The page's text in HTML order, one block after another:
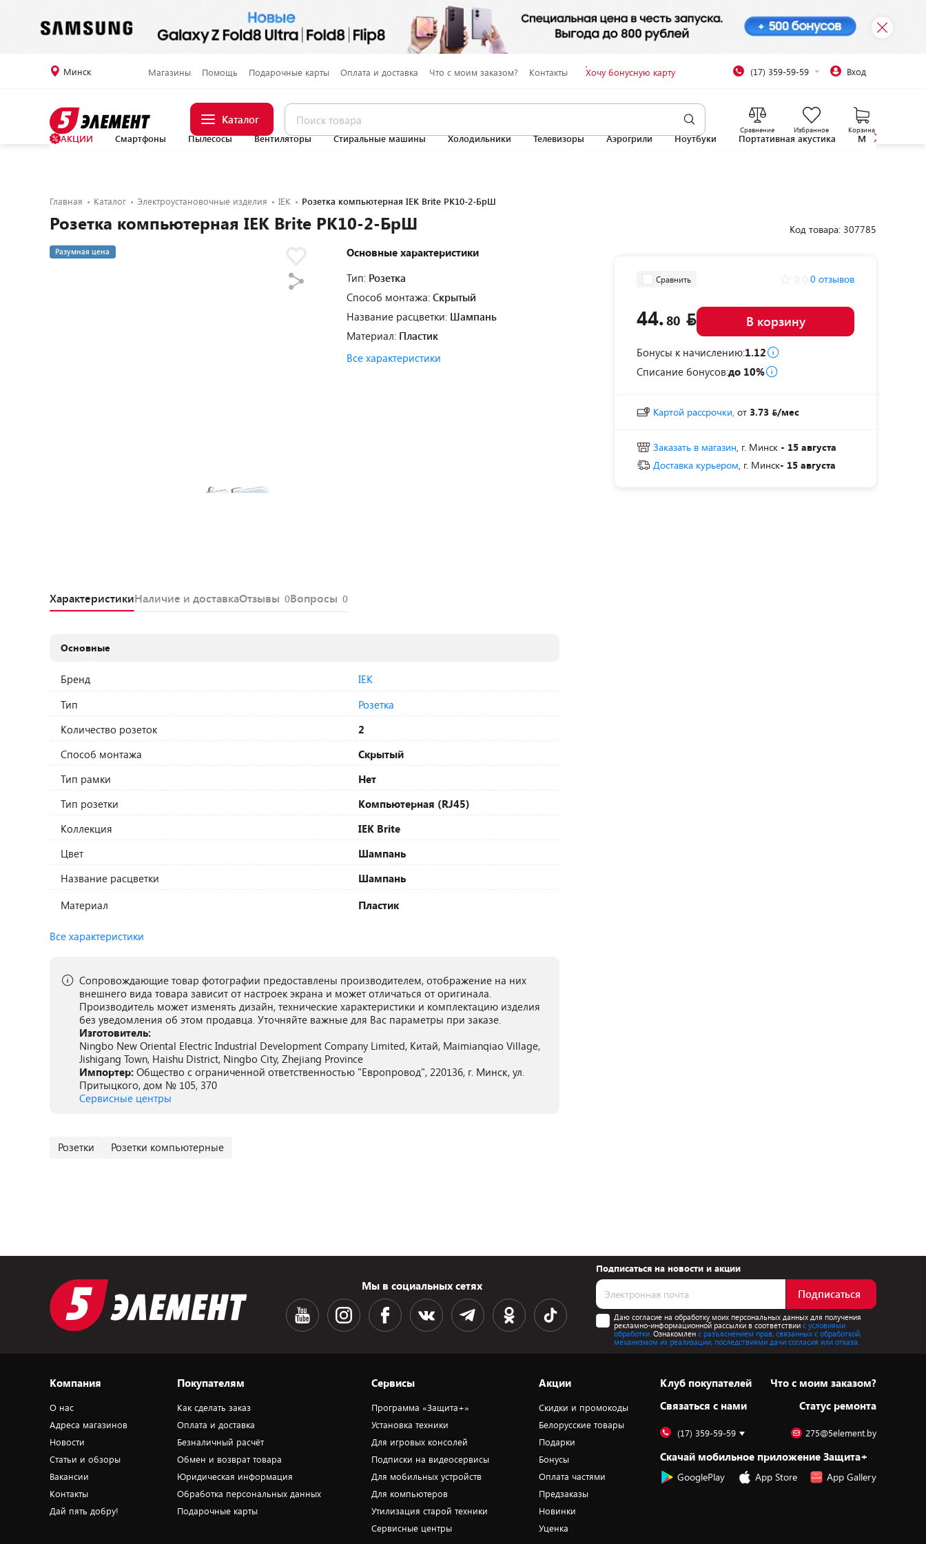
Минск Магазины Помощь Подарочные карты Оплата и доставка Что с моим заказом? Контакты Хочу бонусную карту (17) 359-59-59 Вход
Каталог
Сравнение Избранное Корзина
АКЦИИ Смартфоны Пылесосы Вентиляторы Стиральные машины Холодильники Телевизоры Аэрогрили Ноутбуки Портативная акустика
Главная Каталог Электроустановочные изделия IEK Розетка компьютерная IEK Brite РК10-2-БрШ
Розетка компьютерная IEK Brite РК10-2-БрШ
Разумная цена
Основные характеристики
Тип: Розетка
Способ монтажа: Скрытый
Название расцветки: Шампань
Материал: Пластик
Все характеристики
Код товара: 307785
Сравнить 0 отзывов
44.80 В корзину
Бонусы к начислению:1.12
Списание бонусов:до 10%
Картой рассрочки, от 3.73 /мес
Заказать в магазин, г. Минск - 15 августа
Доставка курьером, г. Минск- 15 августа
ХарактеристикиНаличие и доставкаОтзывы 0Вопросы 0
Основные
Бренд
IEK
Тип
Розетка
Количество розеток
2
Способ монтажа
Скрытый
Тип рамки
Нет
Тип розетки
Компьютерная (RJ45)
Коллекция
IEK Brite
Цвет
Шампань
Название расцветки
Шампань
Материал
Пластик
Все характеристики
Сопровождающие товар фотографии предоставлены производителем, отображение на них
внешнего вида товара зависит от настроек экрана и может отличаться от оригинала.
Производитель может изменять дизайн, технические характеристики и комплектацию изделия
без уведомления об этом продавца. Уточняйте важные для Вас параметры при заказе.
Изготовитель:
Ningbo New Oriental Electric Industrial Development Company Limited, Китай, Maimianqiao Village,
Jishigang Town, Haishu District, Ningbo City, Zhejiang Province
Импортер: Общество с ограниченной ответственностью "Европровод", 220136, г. Минск, ул.
Притыцкого, дом № 105, 370
Сервисные центры
Розетки Розетки компьютерные
Мы в социальных сетях
Подписаться на новости и акции
Подписаться
Даю согласие на обработку моих персональных данных для получения
рекламно-информационной рассылки в соответствиис условиями
обработки. Ознакомлен с разъяснением прав, связанных с обработкой,
механизмом их реализации, последствиями дачи согласия или отказа.
Компания
О нас
Адреса магазинов
Новости
Статьи и обзоры
Вакансии
Контакты
Дай пять добру!
Покупателям
Как сделать заказ
Оплата и доставка
Безналичный расчёт
Обмен и возврат товара
Юридическая информация
Обработка персональных данных
Подарочные карты
Сервисы
Программа «Защита+»
Установка техники
Для игровых консолей
Подписки на видеосервисы
Для мобильных устройств
Для компьютеров
Утилизация старой техники
Сервисные центры
Акции
Скидки и промокоды
Белорусские товары
Подарки
Бонусы
Оплата частями
Предзаказы
Новинки
Уценка
Клуб покупателей
Cвязаться с нами
Что с моим заказом?
Статус ремонта
(17) 359-59-59 275@5element.by
Скачай мобильное приложение Защита+
GooglePlay App Store App Gallery